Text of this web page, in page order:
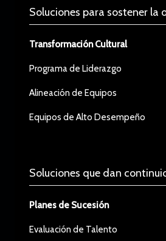
Soluciones para sostener la
Transformación Cultural
Programa de Liderazgo
Alineación de Equipos
Equipos de Alto Desempeño
Soluciones que dan
Planes de Sucesión
Evaluación de Talento